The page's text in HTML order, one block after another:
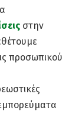
στην
προσωπικού